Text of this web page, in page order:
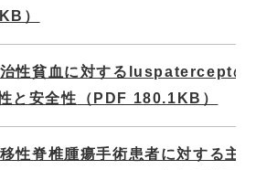
）
性貧血に対するluspaterceptの
と安全性 （PDF 180.1KB）
性脊椎腫瘍手術患者に対する主